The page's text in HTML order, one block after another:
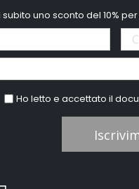
subito uno sconto del 10%
Ho letto e accettato il